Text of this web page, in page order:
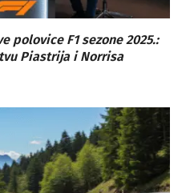
polovice F1 sezone 2025.:
Piastrija i Norrisa